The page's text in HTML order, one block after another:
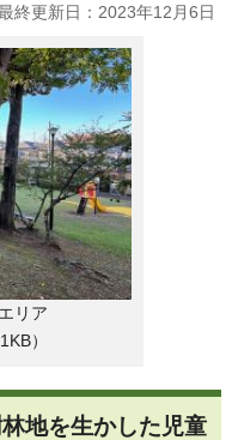
終更新日：2023年12月6日
リア
）
地を生かした児童